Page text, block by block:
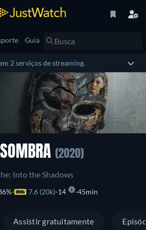
Guia
2 serviços de streaming.
(2020)
Into the Shadows
7.6 (20k) 14 45min
Assistir gratuitamente